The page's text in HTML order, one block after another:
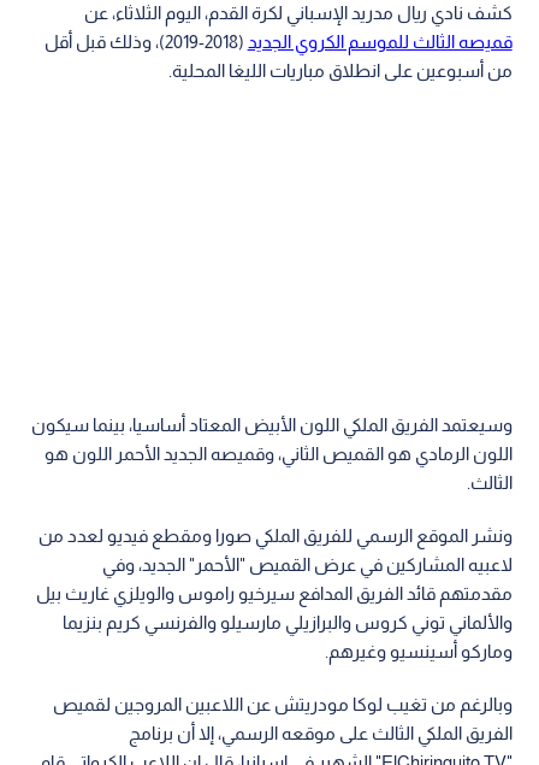
كشف نادي ريال مدريد الإسباني لكرة القدم، اليوم الثلاثاء، عن
قميصه الثالث للموسم الكروي الجديد
(2018-2019)، وذلك قبل أقل
من أسبوعين على انطلاق مباريات الليغا المحلية.
وسيعتمد الفريق الملكي اللون الأبيض المعتاد أساسيا، بينما سيكون
اللون الرمادي هو القميص الثاني، وقميصه الجديد الأحمر اللون هو
الثالث.
ونشر الموقع الرسمي للفريق الملكي صورا ومقطع فيديو لعدد من
لاعبيه المشاركين في عرض القميص "الأحمر" الجديد، وفي
مقدمتهم قائد الفريق المدافع سيرخيو راموس والويلزي غاريث بيل
والألماني توني كروس والبرازيلي مارسيلو والفرنسي كريم بنزيما
وماركو أسينسيو وغيرهم.
وبالرغم من تغيب لوكا مودريتش عن اللاعبين المروجين لقميص
الفريق الملكي الثالث على موقعه الرسمي، إلا أن برنامج